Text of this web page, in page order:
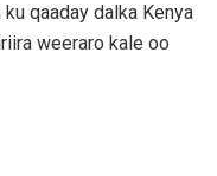
qaaday dalka Kenya
weeraro kale oo